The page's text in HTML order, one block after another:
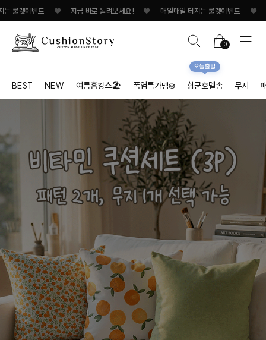
트 ♥ 지금 바로 돌려보세요! ♥ 매일매일 터지는 룰렛이벤트 ♥ 지금 바로
0
BEST NEW 여름홈캉스🏖 폭염특가템❄️ 항균호텔솜
오늘출발
무지